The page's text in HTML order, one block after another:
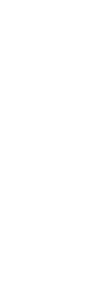
מזראטי גראן-קבריו
למתחרים